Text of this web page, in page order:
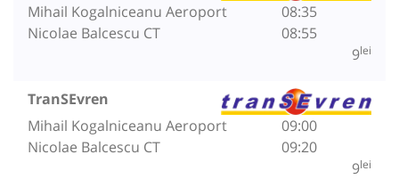
Mihail Kogalniceanu Aeroport
Nicolae Balcescu CT
08:35
08:55
9lei
TranSEvren
Mihail Kogalniceanu Aeroport
Nicolae Balcescu CT
09:00
09:20
9lei